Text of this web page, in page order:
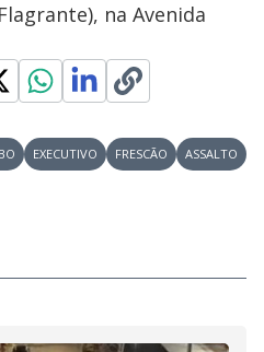
na Avenida
EXECUTIVO FRESCÃO
ASSALTO